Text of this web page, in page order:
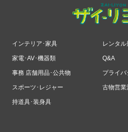
インテリア･家具
家電･AV･機器類
事務 店舗用品･公共物
スポーツ･レジャー
持道具･装身具
レンタル
Q&A
プライ
古物営業